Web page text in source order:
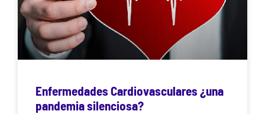
Enfermedades Cardiovasculares ¿una
pandemia silenciosa?